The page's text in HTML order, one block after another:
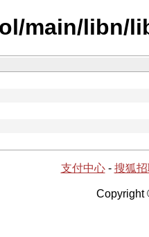
main/libn/
支付中心- 搜狐
Copyright